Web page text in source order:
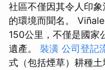
社區不僅因其令人印
的環境而聞名。
150公里，不僅是國家
遺產。 裝潢 公司登記
式（包括煙草）耕種土